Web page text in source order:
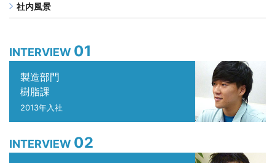
社内風景
INTERVIEW 01
製造部門
樹脂課
2013年入社
INTERVIEW 02